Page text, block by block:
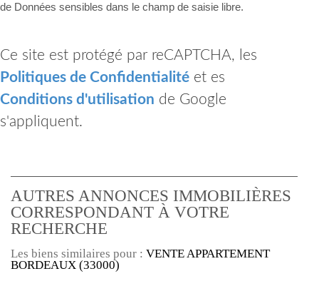
de Données sensibles dans le champ de saisie libre.
Ce site est protégé par reCAPTCHA, les
Politiques de Confidentialité et es
Conditions d'utilisation de Google
s'appliquent.
AUTRES ANNONCES IMMOBILIÈRES
CORRESPONDANT À VOTRE
RECHERCHE
Les biens similaires pour : VENTE APPARTEMENT
BORDEAUX (33000)